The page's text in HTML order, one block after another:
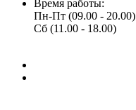
Время работы:
Пн-Пт (09.00 - 20.00)
Сб (11.00 - 18.00)